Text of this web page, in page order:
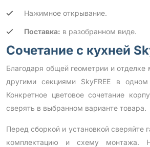
Нажимное открывание.
Поставка: в разобранном виде.
Сочетание с кухней
Благодаря общей геометрии и отделке
другими секциями SkyFREE в
Конкретное цветовое сочетание
сверять в выбранном варианте товара.
Перед сборкой и установкой сверяйте
комплектацию и схему монтажа.